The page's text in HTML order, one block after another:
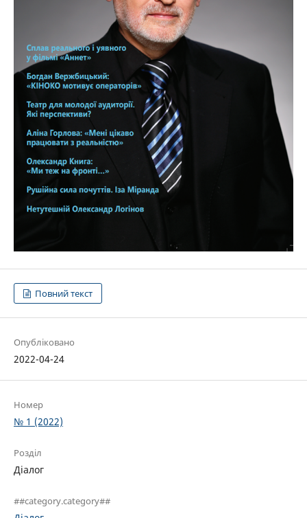
Повний текст
Опубліковано
2022-04-24
Номер
№ 1 (2022)
Розділ
Діалог
##category.category##